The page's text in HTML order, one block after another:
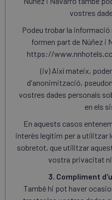
vostres
Podeu trobar la
formen part de Núñez i
https://
(iv) Així mateix,
d'anonimització,
vostres dades personals
en els
En aquests casos
interès legítim per a utilitzar
sobretot, que utilitzar
vostra privacitat
3. Compliment
També hi pot haver